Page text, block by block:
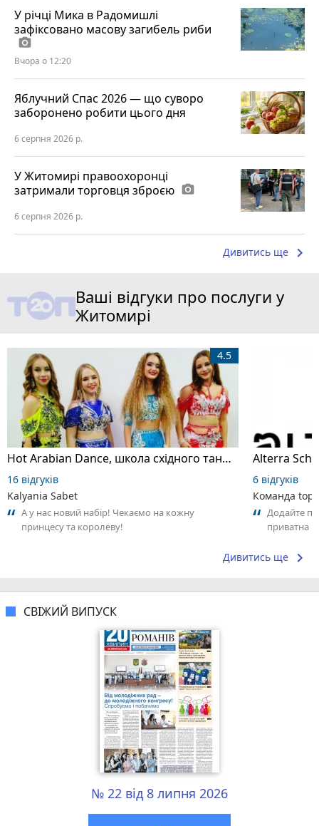
У річці Мика в Радомишлі
зафіксовано масову загибель риби
photo_camera
Вчора о 12:20
Яблучний Спас 2026 — що суворо
заборонено робити цього дня
6 серпня 2026 р.
У Житомирі правоохоронці
затримали торговця зброєю photo_camera
6 серпня 2026 р.
Дивитись ще keyboard_arrow_right
Ваші відгуки про послуги у
Житомирі
Hot Arabian Dance, школа східного танцю
4.5
16 відгуків
Kalyania Sabet
А у нас новий набір! Чекаємо на кожну
принцесу та королеву!
6 відгуків
Команда
Додайте
приватна
Дивитись ще keyboard_arrow_right
СВІЖИЙ ВИПУСК
№ 22 від 8 липня 2026